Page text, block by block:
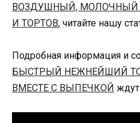
ВОЗДУШНЫЙ,
И ТОРТОВ, читайте нашу
Подробная информация и
БЫСТРЫЙ НЕЖНЕЙШИЙ
ВМЕСТЕ С ВЫПЕЧКОЙ ждут